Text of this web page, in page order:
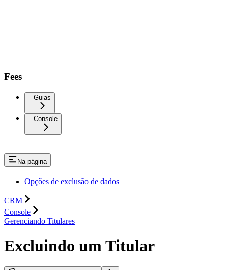
Fees
Guias
Console
Na página
Opções de exclusão de dados
CRM
Console
Gerenciando Titulares
Excluindo um Titular